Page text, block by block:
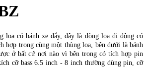
loa có bánh xe đẩy, đây là dòng loa di động có
hợp trong cùng một thùng loa, bên dưới là bánh
ở bất cứ nơi nào vì bên trong có tích hợp pin
cỡ bass 6.5 inch - 8 inch thường dùng pin, cỡ